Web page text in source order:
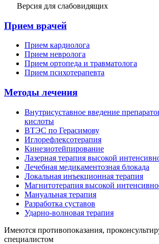
Версия для слабовидящих
Прием врачей
Прием кардиолога
Прием невролога
Прием ортопеда и травматолога
Прием психотерапевта
Методы лечения
Внутрисуставное введение
кислоты
ВТЭС по Герасимову
Иглорефлексотерапия
Кинезиотейпирование
Лазерная терапия высокой
Лечебная медикаментозная блокада
Локальная инъекционная терапия
Магнитотерапия высокой
Мануальная терапия
Разработка суставов
Ударно-волновая терапия
Имеются противопоказания,
специалистом